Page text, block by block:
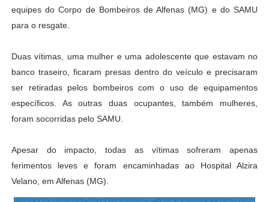
equipes do Corpo de Bombeiros de Alfenas (MG) e do SAMU
para o resgate.
Duas vítimas, uma mulher e uma adolescente que estavam no
banco traseiro, ficaram presas dentro do veículo e precisaram
ser retiradas pelos bombeiros com o uso de equipamentos
específicos. As outras duas ocupantes, também mulheres,
foram socorridas pelo SAMU.
Apesar do impacto, todas as vítimas sofreram apenas
ferimentos leves e foram encaminhadas ao Hospital Alzira
Velano, em Alfenas (MG).